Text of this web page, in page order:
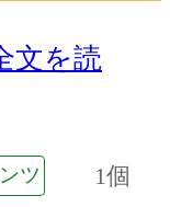
文を読
ツ 1個